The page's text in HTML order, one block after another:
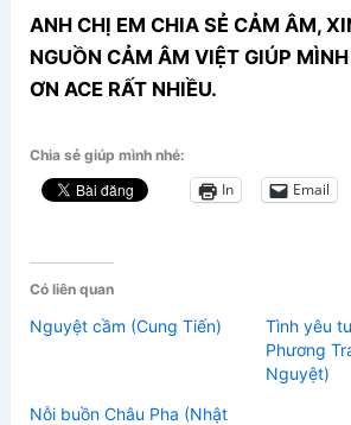
ANH CHỊ EM CHIA SẺ CẢM ÂM,
NGUỒN CẢM ÂM VIỆT GIÚP
ƠN ACE RẤT NHIỀU.
Chia sẻ giúp mình nhé:
In Email
Có liên quan
Nguyệt cầm (Cung Tiến)
Tình yêu
Phương
Nguyệt)
Nỗi buồn Châu Pha (Nhật